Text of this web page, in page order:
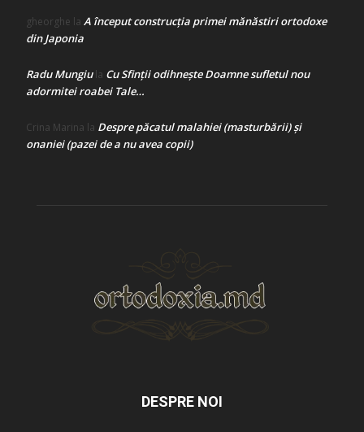
gheorghe la A început construcţia primei mănăstiri ortodoxe
din Japonia
Radu Mungiula Cu Sfinții odihnește Doamne sufletul nou
adormitei roabei Tale…
Crina Marina la Despre păcatul malahiei (masturbării) şi
onaniei (pazei de a nu avea copii)
DESPRE NOI